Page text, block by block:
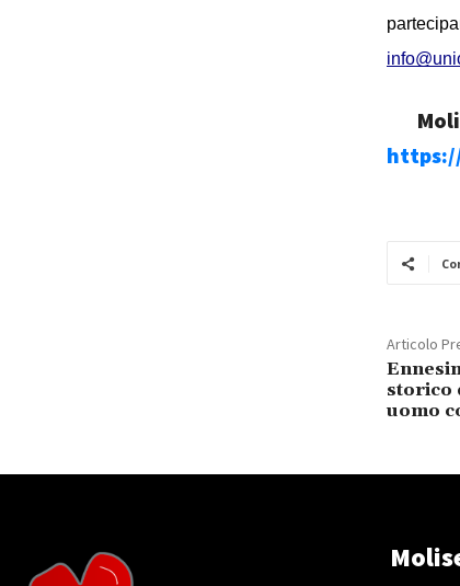
Articolo
storico
uomo